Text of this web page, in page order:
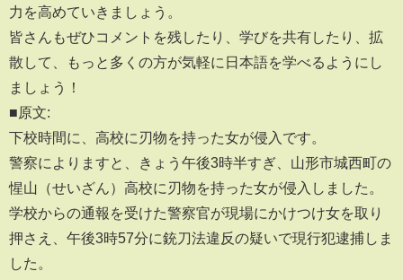
力を高めていきましょう。
皆さんもぜひコメントを残したり、学びを共有したり、拡
散して、もっと多くの方が気軽に日本語を学べるようにし
ましょう！
■原文:
下校時間に、高校に刃物を持った女が侵入です。
警察によりますと、きょう午後3時半すぎ、山形市城西町の
惺山（せいざん）高校に刃物を持った女が侵入しました。
学校からの通報を受けた警察官が現場にかけつけ女を取り
押さえ、午後3時57分に銃刀法違反の疑いで現行犯逮捕しま
した。